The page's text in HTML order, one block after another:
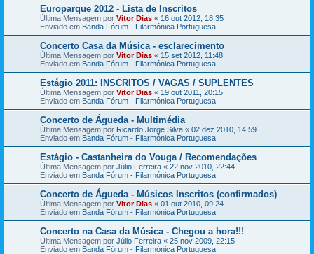
Europarque 2012 - Lista de Inscritos
Última Mensagem por Vitor Dias « 16 out 2012, 18:35
Enviado em Banda Fórum - Filarmónica Portuguesa
Concerto Casa da Música - esclarecimento
Última Mensagem por Vitor Dias « 15 set 2012, 11:48
Enviado em Banda Fórum - Filarmónica Portuguesa
Estágio 2011: INSCRITOS / VAGAS / SUPLENTES
Última Mensagem por Vitor Dias « 19 out 2011, 20:15
Enviado em Banda Fórum - Filarmónica Portuguesa
Concerto de Águeda - Multimédia
Última Mensagem por Ricardo Jorge Silva « 02 dez 2010, 14:59
Enviado em Banda Fórum - Filarmónica Portuguesa
Estágio - Castanheira do Vouga / Recomendações
Última Mensagem por Júlio Ferreira « 22 nov 2010, 22:44
Enviado em Banda Fórum - Filarmónica Portuguesa
Concerto de Águeda - Músicos Inscritos (confirmados)
Última Mensagem por Vitor Dias « 01 out 2010, 09:24
Enviado em Banda Fórum - Filarmónica Portuguesa
Concerto na Casa da Música - Chegou a hora!!!
Última Mensagem por Júlio Ferreira « 25 nov 2009, 22:15
Enviado em Banda Fórum - Filarmónica Portuguesa